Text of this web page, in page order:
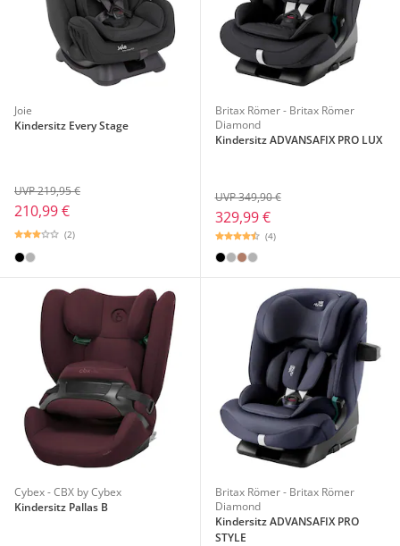
Joie
Kindersitz Every Stage
210,99 €
UVP 219,95 €
(2)
Britax Römer - Britax Römer
Diamond
Kindersitz ADVANSAFIX PRO LUX
329,99 €
UVP 349,90 €
(4)
Cybex - CBX by Cybex
Kindersitz Pallas B
Britax Römer - Britax Römer
Diamond
Kindersitz ADVANSAFIX PRO
STYLE